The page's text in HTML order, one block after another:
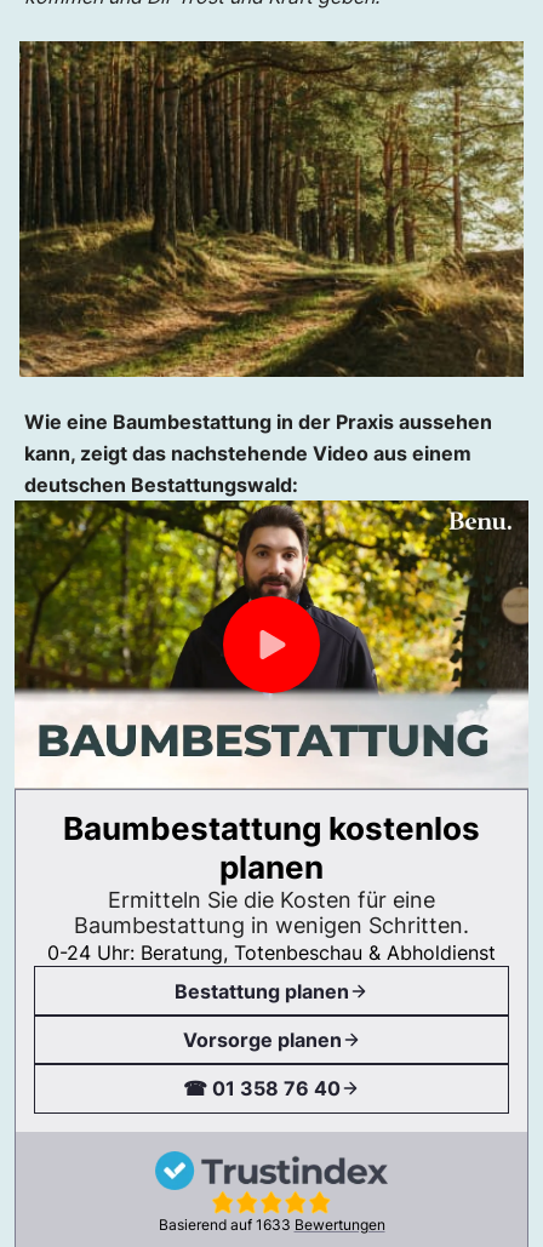
Wie eine Baumbestattung in der Praxis aussehen
kann, zeigt das nachstehende Video aus einem
deutschen Bestattungswald:
Baumbestattung kostenlos
planen
Ermitteln Sie die Kosten für eine
Baumbestattung in wenigen Schritten.
0-24 Uhr: Beratung, Totenbeschau & Abholdienst
Bestattung planen
Vorsorge planen
☎ 01 358 76 40
Basierend auf 1633 Bewertungen